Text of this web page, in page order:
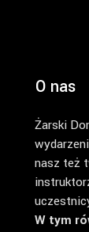
O nas
Żarski
nasz też
W tym